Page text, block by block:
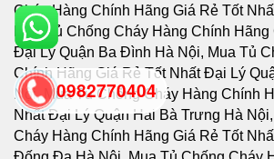
0982770404